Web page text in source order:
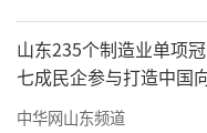
表、初中作息时
间表对各小课间15
确安排，同时还
山东235个制造业单项
七成民企参与打造中国
中华网山东频道